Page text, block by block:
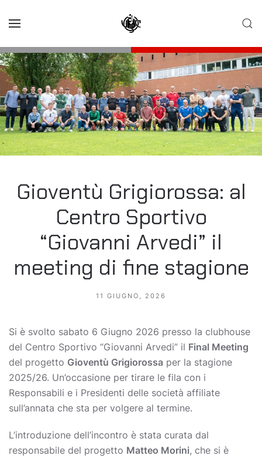
Gioventù Grigiorossa: al
Centro Sportivo
“Giovanni Arvedi” il
meeting di fine stagione
11 GIUGNO, 2026
Si è svolto sabato 6 Giugno 2026 presso la clubhouse
del Centro Sportivo “Giovanni Arvedi” il Final Meeting
del progetto Gioventù Grigiorossa per la stagione
2025/26. Un’occasione per tirare le fila con i
Responsabili e i Presidenti delle società affiliate
sull’annata che sta per volgere al termine.
L’introduzione dell’incontro è stata curata dal
responsabile del progetto Matteo Morini, che si è